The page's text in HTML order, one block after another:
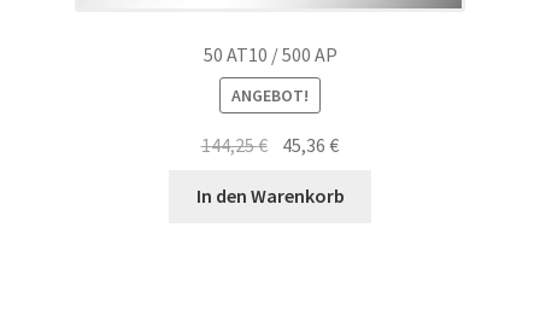
50 AT10 / 500 AP
ANGEBOT!
144,25€ Ursprünglicher
war:
45,36€Aktueller
ist:
In den Warenkorb